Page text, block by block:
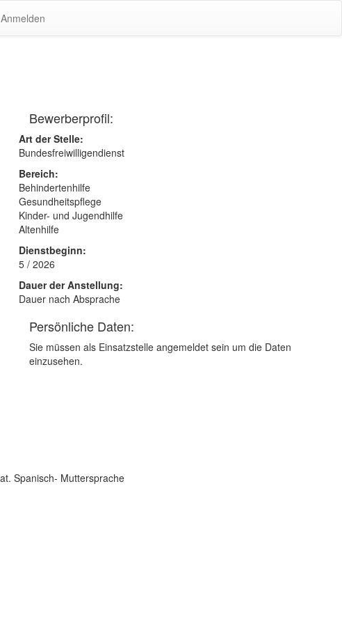
Anmelden
Bewerberprofil:
Art der Stelle:
Bundesfreiwilligendienst
Bereich:
Behindertenhilfe
Gesundheitspflege
Kinder- und Jugendhilfe
Altenhilfe
Dienstbeginn:
5 / 2026
Dauer der Anstellung:
Dauer nach Absprache
Persönliche Daten:
Sie müssen als Einsatzstelle angemeldet sein um die Daten
einzusehen.
Spanisch- Muttersprache